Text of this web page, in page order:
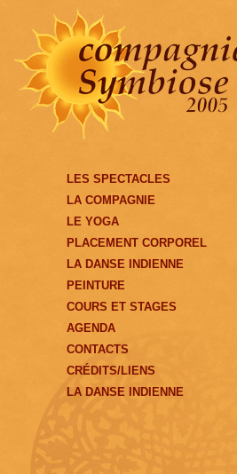
LES SPECTACLES
LA COMPAGNIE
LE YOGA
PLACEMENT CORPOREL
LA DANSE INDIENNE
PEINTURE
COURS ET STAGES
AGENDA
CONTACTS
CRÉDITS/LIENS
LA DANSE INDIENNE